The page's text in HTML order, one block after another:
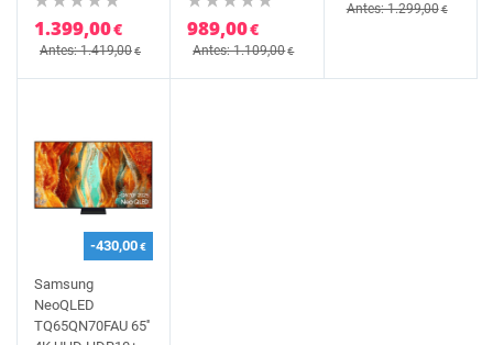
1.399,00€
Antes: 1.419,00€
989,00€
Antes: 1.109,00€
Antes: 1.299,00€
-430,00€
Samsung
NeoQLED
TQ65QN70FAU 65''